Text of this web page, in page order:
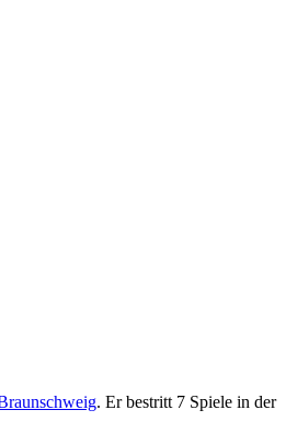
. Er bestritt 7 Spiele in der